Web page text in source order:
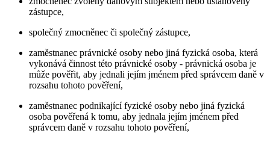
zástupce,
společný zmocněnec či společný zástupce,
zaměstnanec právnické osoby nebo jiná fyzická osoba, která
vykonává činnost této právnické osoby - právnická osoba je
může pověřit, aby jednali jejím jménem před správcem daně v
rozsahu tohoto pověření,
zaměstnanec podnikající fyzické osoby nebo jiná fyzická
osoba pověřená k tomu, aby jednala jejím jménem před
správcem daně v rozsahu tohoto pověření,